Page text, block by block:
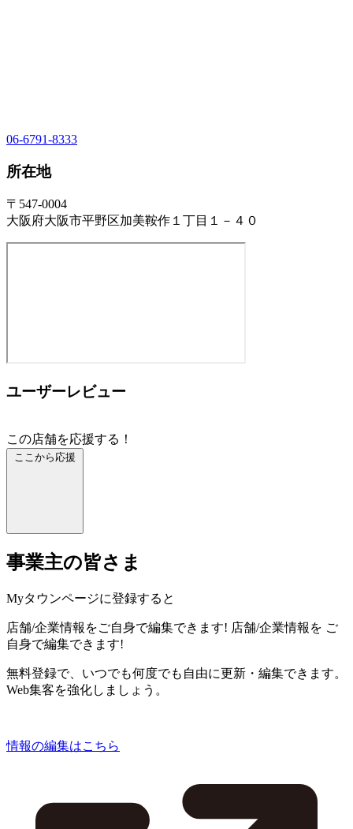
06-6791-8333
所在地
〒547-0004
大阪府大阪市平野区加美鞍作１丁目１－４０
ユーザーレビュー
この店舗を応援する！
ここから応援
事業主の皆さま
Myタウンページに登録すると
店舗/企業情報をご自身で編集できます! 店舗/企業情報を ご
自身で編集できます!
無料登録で、いつでも何度でも自由に更新・編集できます。
Web集客を強化しましょう。
情報の編集はこちら